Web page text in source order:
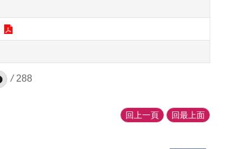
/ 288
回上一頁 回最上面